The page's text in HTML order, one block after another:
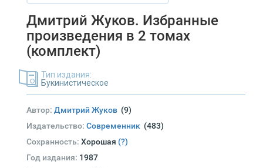
Дмитрий Жуков. Избранные
произведения в 2 томах
(комплект)
Тип издания:
Букинистическое
Автор: Дмитрий Жуков (9)
Издательство: Современник (483)
Сохранность: Хорошая (?)
Год издания: 1987